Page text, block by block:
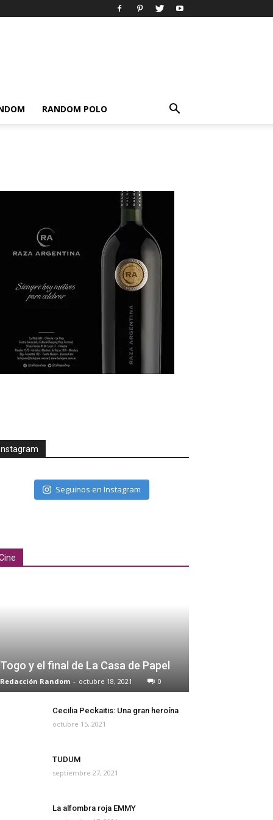
RANDOM POLO
Instagram
Seguinos en Instagram
Togo y el final de La Casa de Papel
Redacción Random - octubre 18, 2021 0
Cecilia Peckaitis: Una gran heroína
octubre 15, 2021
TUDUM
septiembre 27, 2021
La alfombra roja EMMY